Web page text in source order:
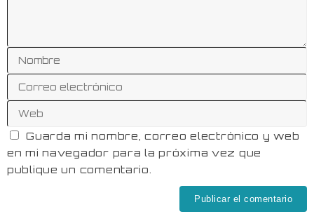
Guarda mi nombre, correo electrónico y web
en mi navegador para la próxima vez que
publique un comentario.